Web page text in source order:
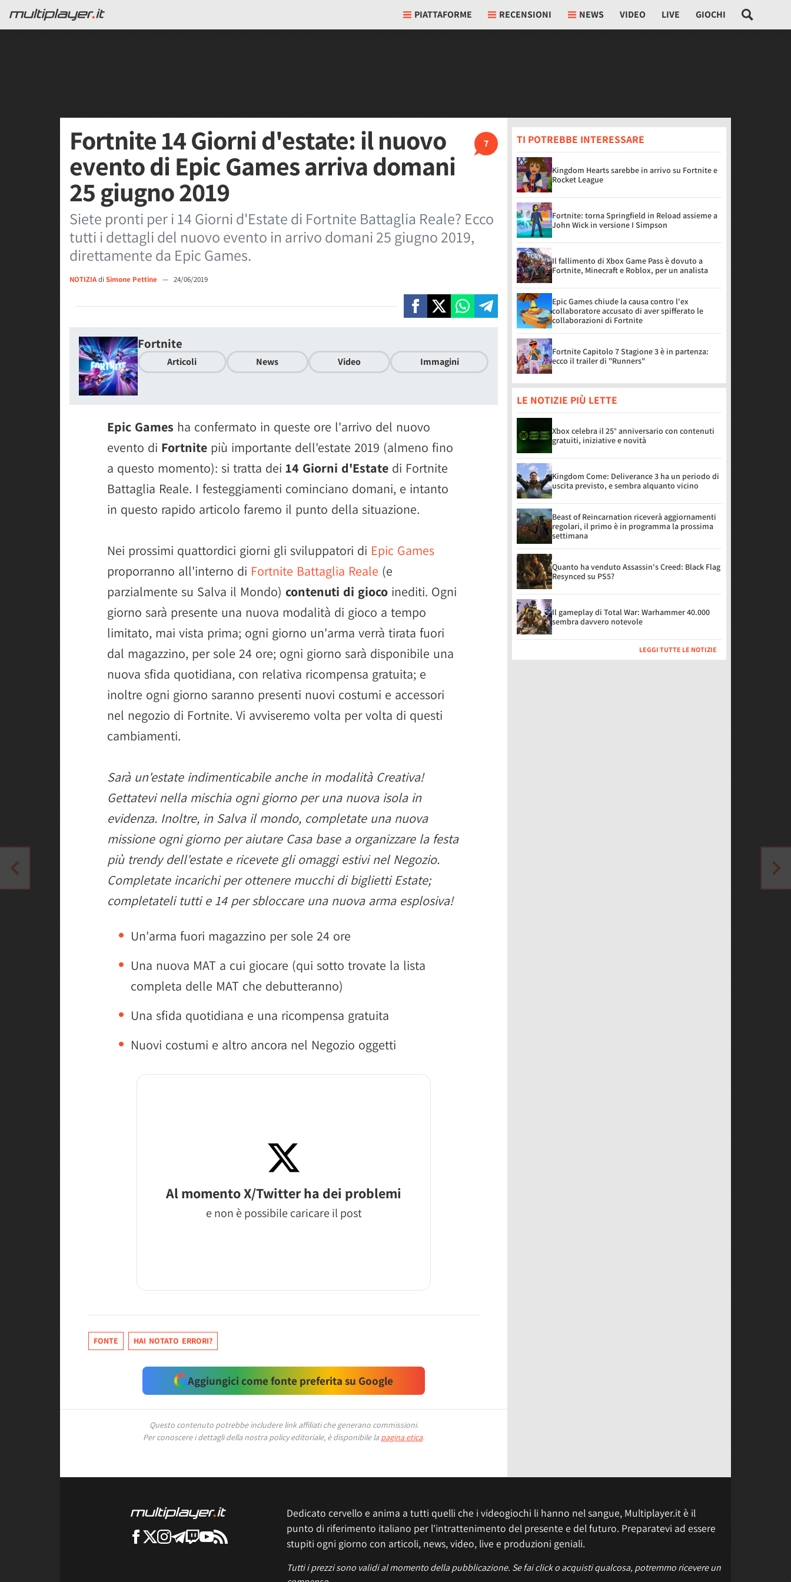
PIATTAFORME RECENSIONI NEWS VIDEO LIVE GIOCHI
7
Fortnite 14 Giorni d'estate: il nuovo
evento di Epic Games arriva domani
25 giugno 2019
Siete pronti per i 14 Giorni d'Estate di Fortnite Battaglia Reale? Ecco
tutti i dettagli del nuovo evento in arrivo domani 25 giugno 2019,
direttamente da Epic Games.
NOTIZIAdi Simone Pettine — 24/06/2019
Fortnite
Articoli News Video Immagini
Epic Games ha confermato in queste ore l'arrivo del nuovo
evento di Fortnite più importante dell'estate 2019 (almeno fino
a questo momento): si tratta dei 14 Giorni d'Estate di Fortnite
Battaglia Reale. I festeggiamenti cominciano domani, e intanto
in questo rapido articolo faremo il punto della situazione.
Nei prossimi quattordici giorni gli sviluppatori di Epic Games
proporranno all'interno di Fortnite Battaglia Reale (e
parzialmente su Salva il Mondo) contenuti di gioco inediti. Ogni
giorno sarà presente una nuova modalità di gioco a tempo
limitato, mai vista prima; ogni giorno un'arma verrà tirata fuori
dal magazzino, per sole 24 ore; ogni giorno sarà disponibile una
nuova sfida quotidiana, con relativa ricompensa gratuita; e
inoltre ogni giorno saranno presenti nuovi costumi e accessori
nel negozio di Fortnite. Vi avviseremo volta per volta di questi
cambiamenti.
Sarà un'estate indimenticabile anche in modalità Creativa!
Gettatevi nella mischia ogni giorno per una nuova isola in
evidenza. Inoltre, in Salva il mondo, completate una nuova
missione ogni giorno per aiutare Casa base a organizzare la festa
più trendy dell'estate e ricevete gli omaggi estivi nel Negozio.
Completate incarichi per ottenere mucchi di biglietti Estate;
completateli tutti e 14 per sbloccare una nuova arma esplosiva!
Un'arma fuori magazzino per sole 24 ore
Una nuova MAT a cui giocare (qui sotto trovate la lista
completa delle MAT che debutteranno)
Una sfida quotidiana e una ricompensa gratuita
Nuovi costumi e altro ancora nel Negozio oggetti
Al momento X/Twitter ha dei problemi
e non è possibile caricare il post
FONTE HAI NOTATO ERRORI?
Aggiungici come fonte preferita su Google
Questo contenuto potrebbe includere link affiliati che generano commissioni.
Per conoscere i dettagli della nostra policy editoriale, è disponibile la pagina etica.
TI POTREBBE INTERESSARE
Kingdom Hearts sarebbe in arrivo su Fortnite e
Rocket League
Fortnite: torna Springfield in Reload assieme a
John Wick in versione I Simpson
Il fallimento di Xbox Game Pass è dovuto a
Fortnite, Minecraft e Roblox, per un analista
Epic Games chiude la causa contro l'ex
collaboratore accusato di aver spifferato le
collaborazioni di Fortnite
Fortnite Capitolo 7 Stagione 3 è in partenza:
ecco il trailer di "Runners"
LE NOTIZIE PIÙ LETTE
Xbox celebra il 25° anniversario con contenuti
gratuiti, iniziative e novità
Kingdom Come: Deliverance 3 ha un periodo di
uscita previsto, e sembra alquanto vicino
Beast of Reincarnation riceverà aggiornamenti
regolari, il primo è in programma la prossima
settimana
Quanto ha venduto Assassin's Creed: Black Flag
Resynced su PS5?
Il gameplay di Total War: Warhammer 40.000
sembra davvero notevole
LEGGI TUTTE LE NOTIZIE
Dedicato cervello e anima a tutti quelli che i videogiochi li hanno nel sangue, Multiplayer.it è il
punto di riferimento italiano per l'intrattenimento del presente e del futuro. Preparatevi ad essere
stupiti ogni giorno con articoli, news, video, live e produzioni geniali.
Tutti i prezzi sono validi al momento della pubblicazione. Se fai click o acquisti qualcosa, potremmo ricevere un